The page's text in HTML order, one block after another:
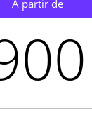
À partir de